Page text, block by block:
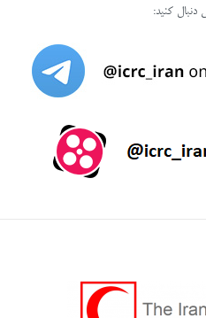
دنبال کنید: